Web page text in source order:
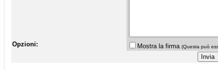
Opzioni: Mostra la firma (Questa può